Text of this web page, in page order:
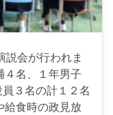
説会が行われま
４名、１年男子
３名の計１２名
給食時の政見放